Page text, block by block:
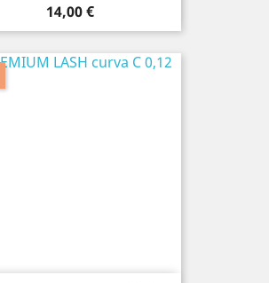
Prezzo
14,00 €